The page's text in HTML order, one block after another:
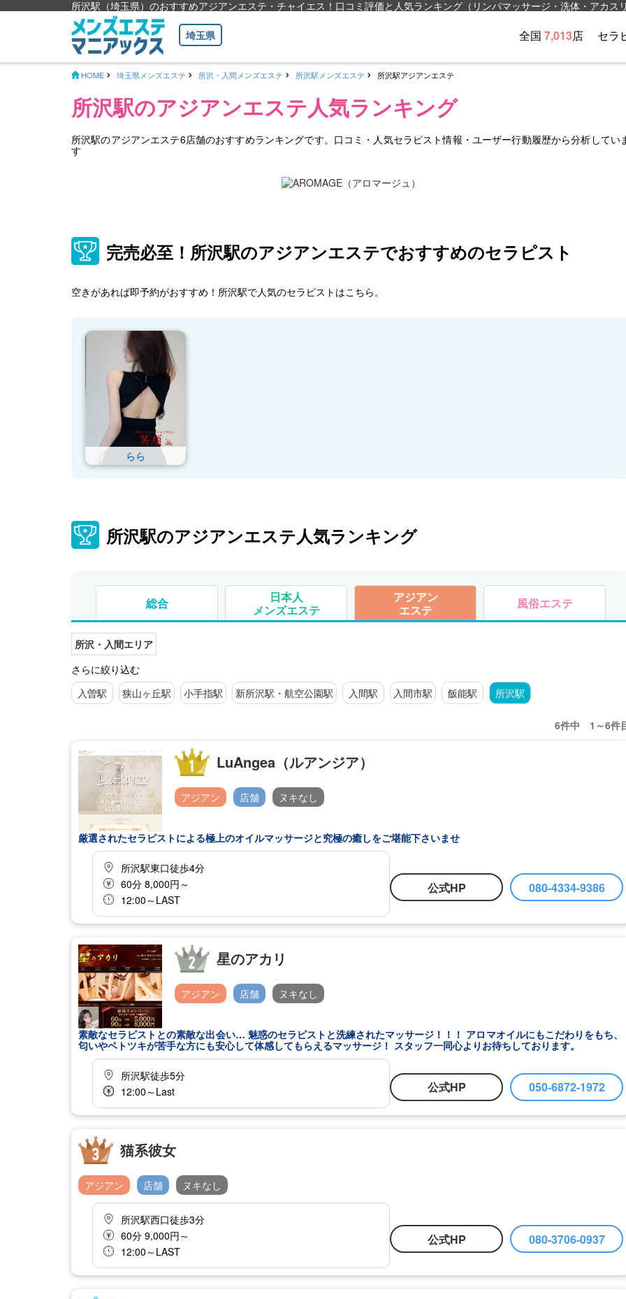
所沢駅（埼玉県）のおすすめアジアンエステ・チャイエス！口コミ評価と人気ランキング（リンパマッサージ・洗体・アカス
埼玉県 全国 7,013店 セラ
HOME 埼玉県メンズエステ 所沢・入間メンズエステ 所沢駅メンズエステ 所沢駅アジアンエステ
所沢駅のアジアンエステ人気ランキング
所沢駅のアジアンエステ6店舗のおすすめランキングです。口コミ・人気セラピスト情報・ユーザー行動履歴から分析してい
す
完売必至！所沢駅のアジアンエステでおすすめのセラピスト
空きがあれば即予約がおすすめ！所沢駅で人気のセラピストはこちら。
らら
所沢駅のアジアンエステ人気ランキング
総合
日本人
メンズエステ
アジアン
エステ
風俗エステ
所沢・入間エリア
さらに絞り込む
入曽駅
狭山ヶ丘駅 小手指駅 新所沢駅・航空公園駅 入間駅 入間市駅 飯能駅 所沢駅
6件中 1～6件
LuAngea（ルアンジア）
アジアン 店舗 ヌキなし
厳選されたセラピストによる極上のオイルマッサージと究極の癒しをご堪能下さいませ
所沢駅東口徒歩4分
60分 8,000円～
12:00～LAST
公式HP 080-4334-9386
星のアカリ
アジアン 店舗 ヌキなし
素敵なセラピストとの素敵な出会い… 魅惑のセラピストと洗練されたマッサージ！！！ アロマオイルにもこだわりをもち、
匂いやベトツキが苦手な方にも安心して体感してもらえるマッサージ！ スタッフ一同心よりお待ちしております。
所沢駅徒歩5分
12:00～Last
公式HP 050-6872-1972
猫系彼女
アジアン 店舗 ヌキなし
所沢駅西口徒歩3分
60分 9,000円～
12:00～LAST
公式HP 080-3706-0937